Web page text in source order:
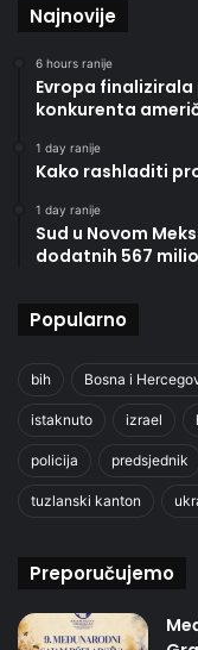
Najnovije
6 hours ranije
Evropa finalizirala
konkurenta
1 day ranije
Kako rashladiti
1 day ranije
Sud u Novom
dodatnih 567
Popularno
bih Bosna i
istaknuto izrael
policija predsjednik
tuzlanski kanton
Preporučujemo